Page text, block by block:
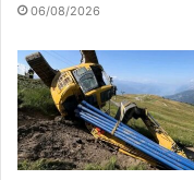
06/08/2026